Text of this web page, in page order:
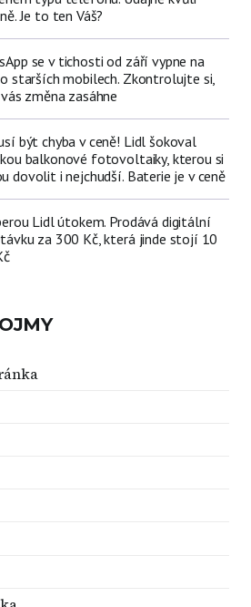
Je to ten Váš?
se v tichosti od září vypne na
starších mobilech. Zkontrolujte si,
změna zasáhne
být chyba v ceně! Lidl šokoval
balkonové fotovoltaiky, kterou si
dovolit i nejchudší. Baterie je v ceně
Lidl útokem. Prodává digitální
za 300 Kč, která jinde stojí 10